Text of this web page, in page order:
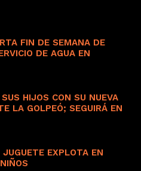
FIN DE SEMANA DE
DE AGUA EN
HIJOS CON SU NUEVA
LA GOLPEÓ; SEGUIRÁ EN
EXPLOTA EN